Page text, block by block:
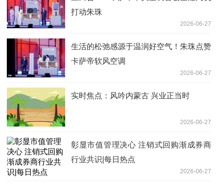
打动朱珠
2026-06-27
生活的松弛感源于温润好空气！朱珠点赞
卡萨帝软风空调
2026-06-27
实时焦点：风吟内蒙古 兴业正当时
2026-06-27
彰显市值管理决心 注销式回购渐成券商
行业共识|每日热点
2026-06-27